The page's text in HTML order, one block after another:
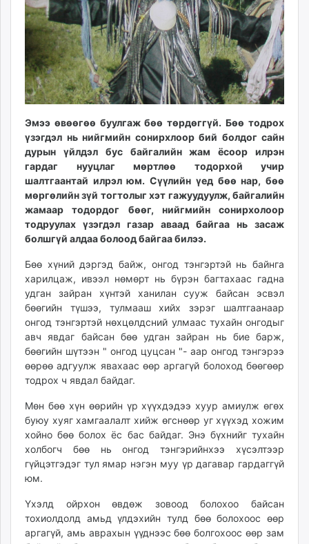
ikon.mn
mnb.mn
Livetv.mn
Eguur.mn
24tsag.mn
shuud.mn
zarig.mn
today.mn
zuv.mn
mminfo.mn
urlag.mn
asu.mn
shudarga.mn
shuurhai.mn
unuudur.mn
isee.mn
mglradio.com
fact.mn
tumen.mn
shuum.mn
times.mn
tvmongolia.mn
mass.mn
assa.mn
toim.mn
Эмээ өвөөгөө буулгаж бөө төрдөггүй. Бөө тодрох
үзэгдэл нь нийгмийн сонирхлоор бий болдог сайн
дурын үйлдэл бус байгалийн жам ёсоор илрэн
гардаг нууцлаг мөртлөө тодорхой учир
шалтгаантай илрэл юм. Сүүлийн үед бөө нар, бөө
мөргөлийн зүй тогтолыг хэт гажуудуулж, байгалийн
жамаар тодордог бөөг, нийгмийн сонирхолоор
тодруулах үзэгдэл газар аваад байгаа нь засаж
болшгүй алдаа болоод байгаа билээ.
Бөө хүний дэргэд байж, онгод тэнгэртэй нь байнга
харилцаж, ивээл нөмөрт нь бүрэн багтахаас гадна
удган зайран хүнтэй ханилан сууж байсан эсвэл
бөөгийн түшээ, тулмааш хийх зэрэг шалтгаанаар
онгод тэнгэртэй нөхцөлдсний улмаас тухайн онгодыг
авч явдаг байсан бөө удган зайран нь бие барж,
бөөгийн шүтээн " онгод цуцсан "- аар онгод тэнгэрээ
өөрөө адгуулж явахаас өөр аргагүй болоход бөөгөөр
тодрох ч явдал байдаг.
Мөн бөө хүн өөрийн үр хүүхдэдээ хуур амиулж өгөх
буюу хуяг хамгаалалт хийж өгснөөр уг хүүхэд хожим
хойно бөө болох ёс бас байдаг. Энэ бүхнийг тухайн
холбогч бөө нь онгод тэнгэрийнхээ хүсэлтээр
гүйцэтгэдэг тул ямар нэгэн муу үр дагавар гардаггүй
юм.
Үхэлд ойрхон өвдөж зовоод болохоо байсан
тохиолдолд амьд үлдэхийн тулд бөө болохоос өөр
аргагүй, амь аврахын үүднээс бөө болгохоос өөр зам